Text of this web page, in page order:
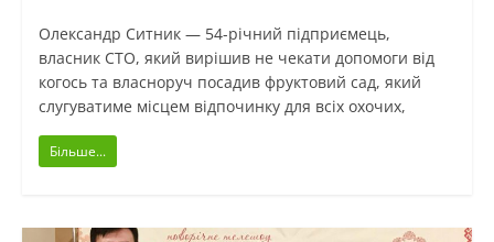
Олександр Ситник — 54-річний підприємець,
власник СТО, який вирішив не чекати допомоги від
когось та власноруч посадив фруктовий сад, який
слугуватиме місцем відпочинку для всіх охочих,
Більше...